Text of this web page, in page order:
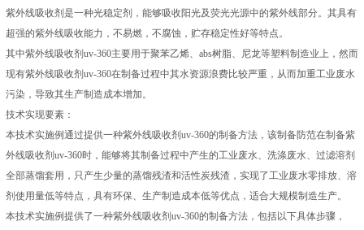
紫外线吸收剂是一种光稳定剂，能够吸收阳光及荧光光源中的紫外线部分。其具有
超强的紫外线吸收能力，不易燃，不腐蚀，贮存稳定性好等特点。
其中紫外线吸收剂uv-360主要用于聚苯乙烯、abs树脂、尼龙等塑料制造业上，然而
现有紫外线吸收剂uv-360在制备过程中其水资源浪费比较严重，从而加重工业废水
污染，导致其生产制造成本增加。
技术实现要素：
本技术实施例通过提供一种紫外线吸收剂uv-360的制备方法，该制备防范在制备紫
外线吸收剂uv-360时，能够将其制备过程中产生的工业废水、洗涤废水、过滤溶剂
全部蒸馏套用，只产生少量的蒸馏残渣和活性炭残渣，实现了工业废水零排放、溶
剂使用量低等特点，具有环保、生产制造成本低等优点，适合大规模制造生产。
本技术实施例提供了一种紫外线吸收剂uv-360的制备方法，包括以下具体步骤，